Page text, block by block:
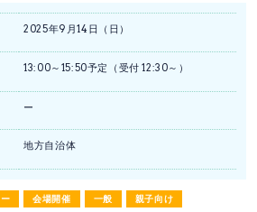
会場開催 一般 親子向け
2025年9月14日（日）
13:00～15:50予定（受付 12:30～）
ー
地方自治体